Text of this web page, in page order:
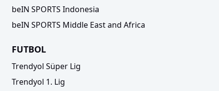
beIN SPORTS Indonesia
beIN SPORTS Middle East and Africa
FUTBOL
Trendyol Süper Lig
Trendyol 1. Lig